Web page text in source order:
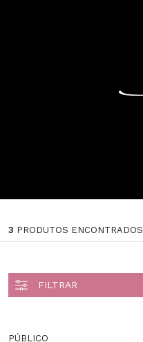
3 PRODUTOS ENCONTRADOS
PÚBLICO